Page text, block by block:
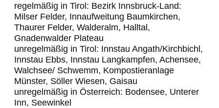
regelmäßig in Tirol: Bezirk Innsbruck-Land:
Milser Felder, Innaufweitung Baumkirchen,
Thaurer Felder, Walderalm, Halltal,
Gnadenwalder Plateau
unregelmäßig in Tirol: Innstau Angath/Kirchbichl,
Innstau Ebbs, Innstau Langkampfen, Achensee,
Walchsee/ Schwemm, Kompostieranlage
Münster, Söller Wiesen, Gaisau
unregelmäßig in Österreich: Bodensee, Unterer
Inn, Seewinkel